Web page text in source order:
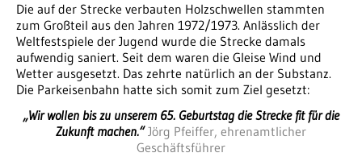
Die auf der Strecke verbauten Holzschwellen stammten
zum Großteil aus den Jahren 1972/1973. Anlässlich der
Weltfestspiele der Jugend wurde die Strecke damals
aufwendig saniert. Seit dem waren die Gleise Wind und
Wetter ausgesetzt. Das zehrte natürlich an der Substanz.
Die Parkeisenbahn hatte sich somit zum Ziel gesetzt:
„Wir wollen bis zu unserem 65. Geburtstag die Strecke fit für die
Zukunft machen.“Jörg Pfeiffer, ehrenamtlicher
Geschäftsführer